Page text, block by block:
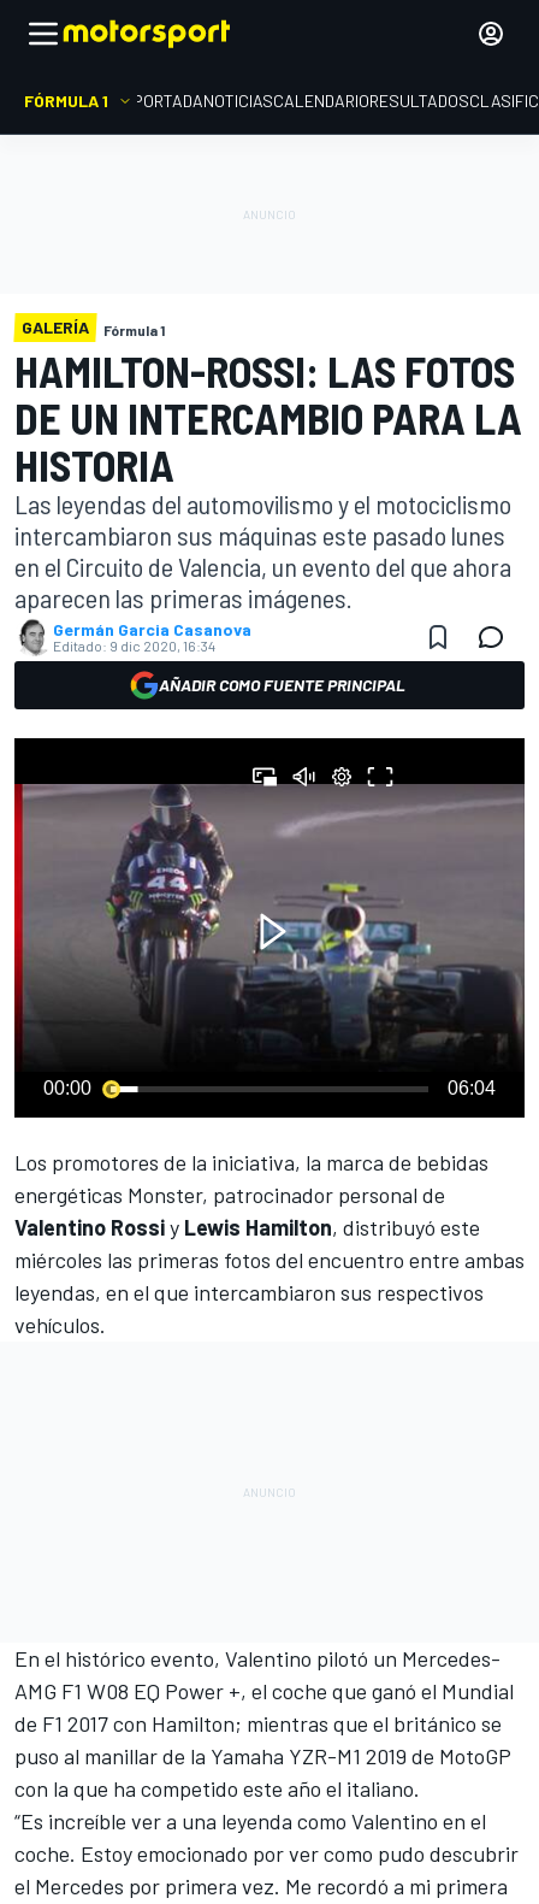
FÓRMULA 1 PORTADANOTICIASCALENDARIORESULTADOS
GALERÍA Fórmula 1
HAMILTON-ROSSI: LAS FOTOS
DE UN INTERCAMBIO PARA LA
HISTORIA
Las leyendas del automovilismo y el motociclismo
intercambiaron sus máquinas este pasado lunes
en el Circuito de Valencia, un evento del que ahora
aparecen las primeras imágenes.
Germán Garcia Casanova
Editado: 9 dic 2020, 16:34
AÑADIR COMO FUENTE PRINCIPAL
00:00 06:04
Los promotores de la iniciativa, la marca de bebidas
energéticas Monster, patrocinador personal de
Valentino Rossiy Lewis Hamilton, distribuyó este
miércoles las primeras fotos del encuentro entre ambas
leyendas, en el que intercambiaron sus respectivos
vehículos.
En el histórico evento, Valentino pilotó un Mercedes-
AMG F1 W08 EQ Power +, el coche que ganó el Mundial
de F1 2017 con Hamilton; mientras que el británico se
puso al manillar de la Yamaha YZR-M1 2019 de MotoGP
con la que ha competido este año el italiano.
“Es increíble ver a una leyenda como Valentino en el
coche. Estoy emocionado por ver como pudo descubrir
el Mercedes por primera vez. Me recordó a mi primera